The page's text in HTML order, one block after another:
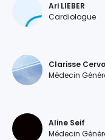
Ari LIEBER
Cardiologue
Clarisse
Médecin
Aline Seif
Médecin